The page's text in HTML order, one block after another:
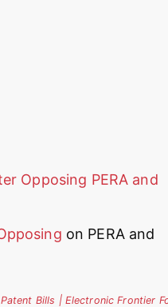
Opposing PERA and
on PERA and
Bills | Electronic Frontier